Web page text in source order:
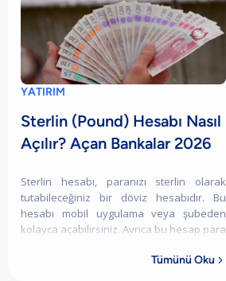
YATIRIM
Sterlin (Pound) Hesabı Nasıl
Açılır? Açan Bankalar 2026
Sterlin hesabı, paranızı sterlin olarak
tutabileceğiniz bir döviz hesabıdır. Bu
hesabı mobil uygulama veya şubeden
kolayca açabilirsiniz. Ayrıca bu hesap para
Tümünü Oku 